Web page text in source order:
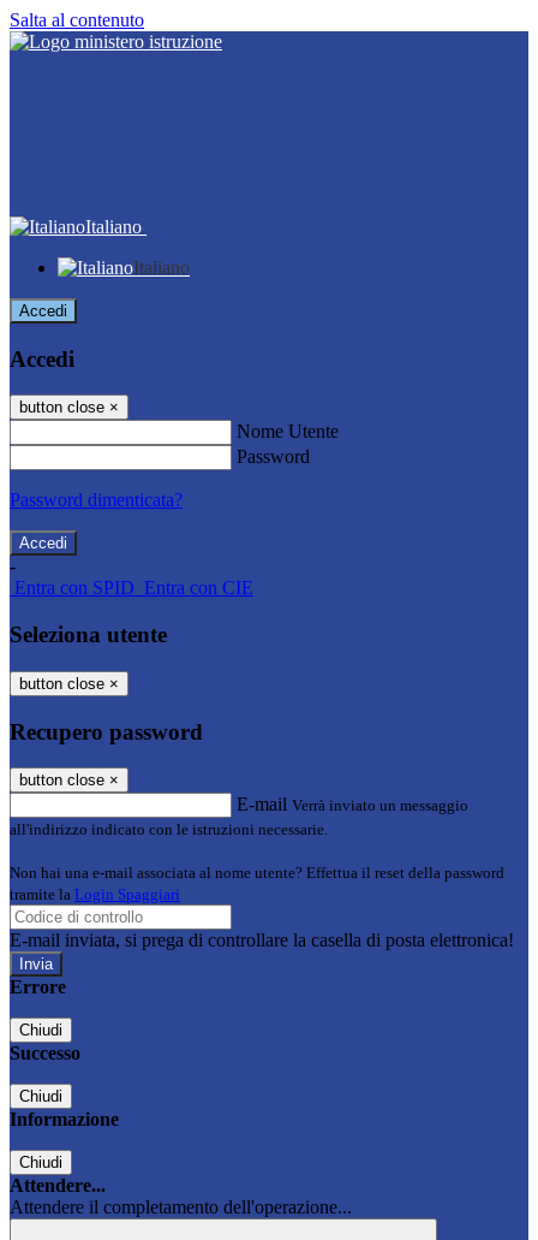
Salta al contenuto
Italiano
Italiano
Accedi
Accedi
button close ×
Nome Utente
Password
Password dimenticata?
-
Entra con SPID Entra con CIE
Seleziona utente
button close ×
Recupero password
button close ×
E-mail Verrà inviato un messaggio
all'indirizzo indicato con le istruzioni necessarie.
Non hai una e-mail associata al nome utente? Effettua il reset della password
tramite la Login Spaggiari
E-mail inviata, si prega di controllare la casella di posta elettronica!
Errore
Chiudi
Successo
Chiudi
Informazione
Chiudi
Attendere...
Attendere il completamento dell'operazione...